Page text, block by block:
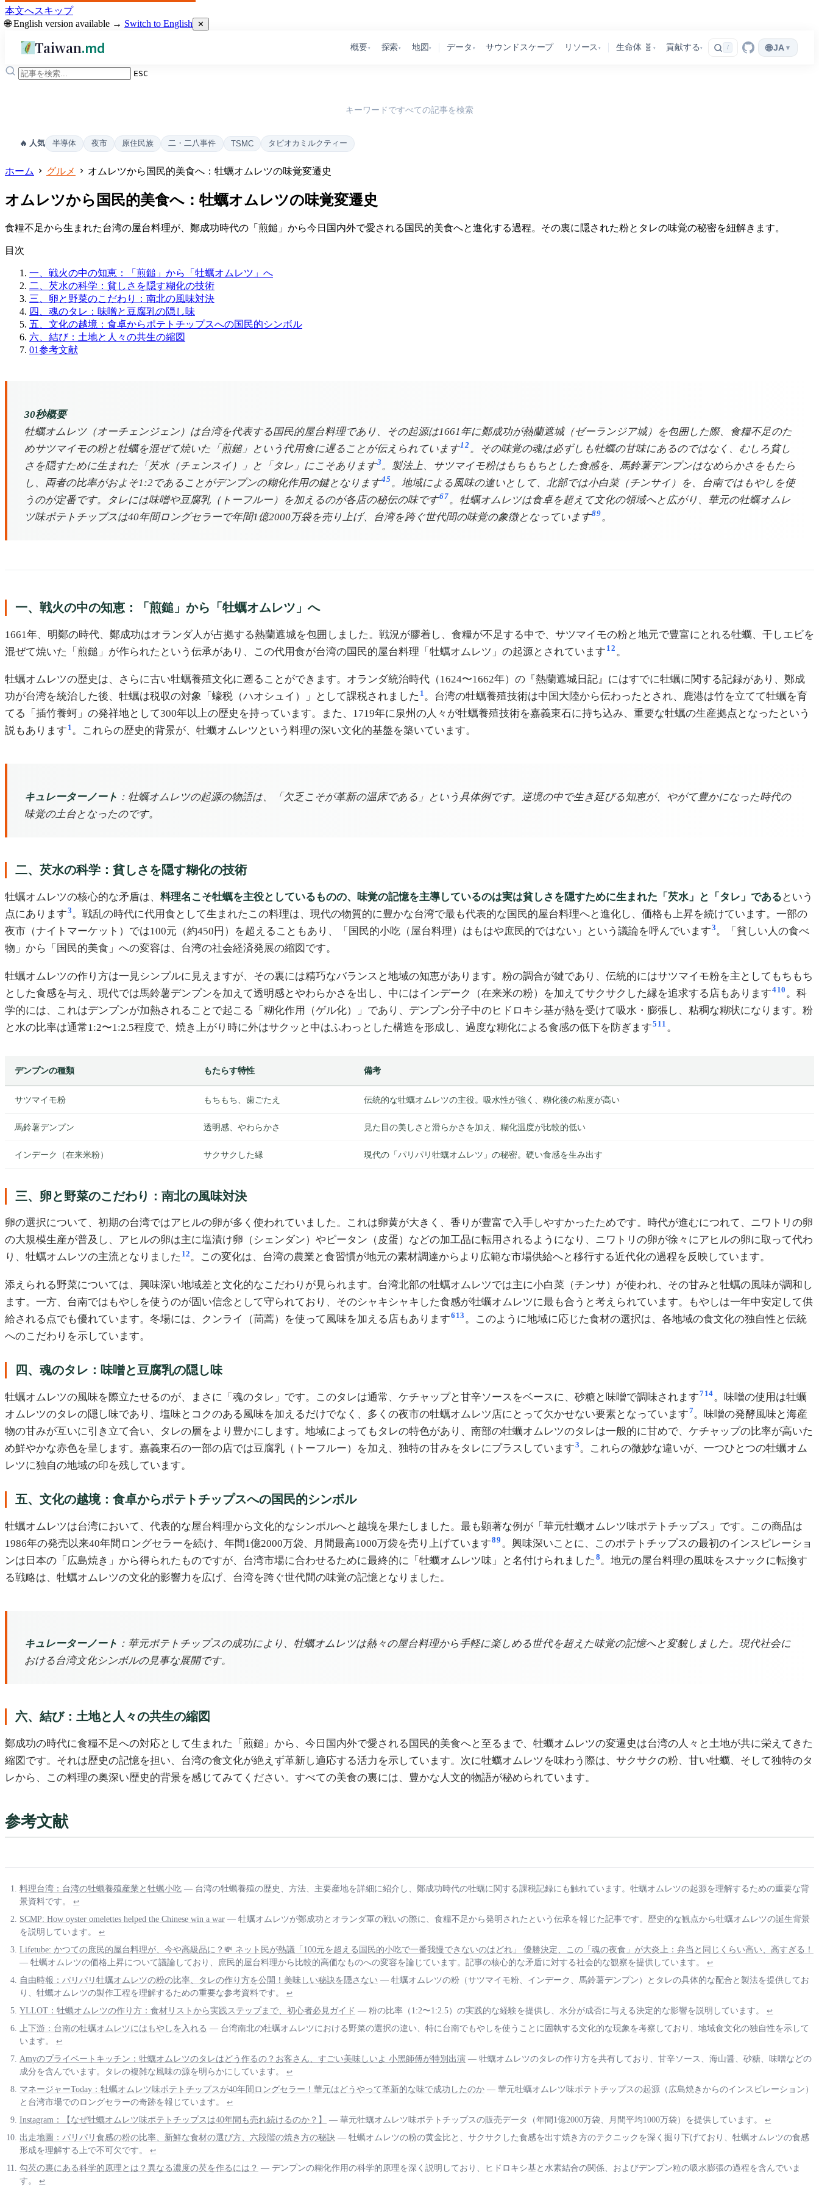
本文へスキップ
🌐 English version available → Switch to English ✕
Taiwan.md 概要▾ 探索▾ 地図 ▾ データ ▾ サウンドスケープ リソース ▾ 生命体 🧬 ▾ 貢献する ▾ / 🌐 JA ▾
ESC
キーワードですべての記事を検索
🔥 人気 半導体 夜市 原住民族 二・二八事件 TSMC タピオカミルクティー
ホーム グルメ オムレツから国民的美食へ：牡蠣オムレツの味覚変遷史
オムレツから国民的美食へ：牡蠣オムレツの味覚変遷史
食糧不足から生まれた台湾の屋台料理が、鄭成功時代の「煎鎚」から今日国内外で愛される国民的美食へと進化する過程。その裏に隠された粉とタレの味覚の秘密を紐解きます。
目次
一、戦火の中の知恵：「煎鎚」から「牡蠣オムレツ」へ
二、芡水の科学：貧しさを隠す糊化の技術
三、卵と野菜のこだわり：南北の風味対決
四、魂のタレ：味噌と豆腐乳の隠し味
五、文化の越境：食卓からポテトチップスへの国民的シンボル
六、結び：土地と人々の共生の縮図
01参考文献
30秒概要
牡蠣オムレツ（オーチェンジェン）は台湾を代表する国民的屋台料理であり、その起源は1661年に鄭成功が熱蘭遮城（ゼーランジア城）を包囲した際、食糧不足のた
めサツマイモの粉と牡蠣を混ぜて焼いた「煎鎚」という代用食に遅ることが伝えられています1 2 。その味覚の魂は必ずしも牡蠣の甘味にあるのではなく、むしろ貧し
さを隠すために生まれた「芡水（チェンスイ）」と「タレ」にこそあります3。製法上、サツマイモ粉はもちもちとした食感を、馬鈴薯デンプンはなめらかさをもたら
し、両者の比率がおよそ1:2であることがデンプンの糊化作用の鍵となります45 。地域による風味の違いとして、北部では小白菜（チンサイ）を、台南ではもやしを使
うのが定番です。タレには味噌や豆腐乳（トーフルー）を加えるのが各店の秘伝の味です67。牡蠣オムレツは食卓を超えて文化の領域へと広がり、華元の牡蠣オムレ
ツ味ポテトチップスは40年間ロングセラーで年間1億2000万袋を売り上げ、台湾を跨ぐ世代間の味覚の象徴となっています89。
一、戦火の中の知恵：「煎鎚」から「牡蠣オムレツ」へ
1661年、明鄭の時代、鄭成功はオランダ人が占拠する熱蘭遮城を包囲しました。戦況が膠着し、食糧が不足する中で、サツマイモの粉と地元で豊富にとれる牡蠣、干しエビを
混ぜて焼いた「煎鎚」が作られたという伝承があり、この代用食が台湾の国民的屋台料理「牡蠣オムレツ」の起源とされています 12 。
牡蠣オムレツの歴史は、さらに古い牡蠣養殖文化に遡ることができます。オランダ統治時代（1624〜1662年）の『熱蘭遮城日記』にはすでに牡蠣に関する記録があり、鄭成
功が台湾を統治した後、牡蠣は税収の対象「蠔税（ハオシュイ）」として課税されました 1 。台湾の牡蠣養殖技術は中国大陸から伝わったとされ、鹿港は竹を立てて牡蠣を育
てる「插竹養蚵」の発祥地として300年以上の歴史を持っています。また、1719年に泉州の人々が牡蠣養殖技術を嘉義東石に持ち込み、重要な牡蠣の生産拠点となったという
説もあります 1 。これらの歴史的背景が、牡蠣オムレツという料理の深い文化的基盤を築いています。
キュレーターノート ：牡蠣オムレツの起源の物語は、「欠乏こそが革新の温床である」という具体例です。逆境の中で生き延びる知恵が、やがて豊かになった時代の
味覚の土台となったのです。
二、芡水の科学：貧しさを隠す糊化の技術
牡蠣オムレツの核心的な矛盾は、 料理名こそ牡蠣を主役としているものの、味覚の記憶を主導しているのは実は貧しさを隠すために生まれた「芡水」と「タレ」である という
点にあります3。戦乱の時代に代用食として生まれたこの料理は、現代の物質的に豊かな台湾で最も代表的な国民的屋台料理へと進化し、価格も上昇を続けています。一部の
夜市（ナイトマーケット）では100元（約450円）を超えることもあり、「国民的小吃（屋台料理）はもはや庶民的ではない」という議論を呼んでいます3。「貧しい人の食べ
物」から「国民的美食」への変容は、台湾の社会経済発展の縮図です。
牡蠣オムレツの作り方は一見シンプルに見えますが、その裏には精巧なバランスと地域の知恵があります。粉の調合が鍵であり、伝統的にはサツマイモ粉を主としてもちもち
とした食感を与え、現代では馬鈴薯デンプンを加えて透明感とやわらかさを出し、中にはインデーク（在来米の粉）を加えてサクサクした縁を追求する店もあります410 。科
学的には、これはデンプンが加熱されることで起こる「糊化作用（ゲル化）」であり、デンプン分子中のヒドロキシ基が熱を受けて吸水・膨張し、粘稠な糊状になります。粉
と水の比率は通常1:2〜1:2.5程度で、焼き上がり時に外はサクッと中はふわっとした構造を形成し、過度な糊化による食感の低下を防ぎます5 11 。
デンプンの種類 もたらす特性 備考
サツマイモ粉 もちもち、歯ごたえ 伝統的な牡蠣オムレツの主役。吸水性が強く、糊化後の粘度が高い
馬鈴薯デンプン 透明感、やわらかさ 見た目の美しさと滑らかさを加え、糊化温度が比較的低い
インデーク（在来米粉） サクサクした縁 現代の「パリパリ牡蠣オムレツ」の秘密。硬い食感を生み出す
三、卵と野菜のこだわり：南北の風味対決
卵の選択について、初期の台湾ではアヒルの卵が多く使われていました。これは卵黄が大きく、香りが豊富で入手しやすかったためです。時代が進むにつれて、ニワトリの卵
の大規模生産が普及し、アヒルの卵は主に塩漬け卵（シェンダン）やピータン（皮蛋）などの加工品に転用されるようになり、ニワトリの卵が徐々にアヒルの卵に取って代わ
り、牡蠣オムレツの主流となりました 12。この変化は、台湾の農業と食習慣が地元の素材調達からより広範な市場供給へと移行する近代化の過程を反映しています。
添えられる野菜については、興味深い地域差と文化的なこだわりが見られます。台湾北部の牡蠣オムレツでは主に小白菜（チンサ）が使われ、その甘みと牡蠣の風味が調和し
ます。一方、台南ではもやしを使うのが固い信念として守られており、そのシャキシャキした食感が牡蠣オムレツに最も合うと考えられています。もやしは一年中安定して供
給される点でも優れています。冬場には、クンライ（茼蒿）を使って風味を加える店もあります6 13 。このように地域に応じた食材の選択は、各地域の食文化の独自性と伝統
へのこだわりを示しています。
四、魂のタレ：味噌と豆腐乳の隠し味
牡蠣オムレツの風味を際立たせるのが、まさに「魂のタレ」です。このタレは通常、ケチャップと甘辛ソースをベースに、砂糖と味噌で調味されます714 。味噌の使用は牡蠣
オムレツのタレの隠し味であり、塩味とコクのある風味を加えるだけでなく、多くの夜市の牡蠣オムレツ店にとって欠かせない要素となっています7。味噌の発酵風味と海産
物の甘みが互いに引き立て合い、タレの層をより豊かにします。地域によってもタレの特色があり、南部の牡蠣オムレツのタレは一般的に甘めで、ケチャップの比率が高いた
め鮮やかな赤色を呈します。嘉義東石の一部の店では豆腐乳（トーフルー）を加え、独特の甘みをタレにプラスしています3 。これらの微妙な違いが、一つひとつの牡蠣オム
レツに独自の地域の印を残しています。
五、文化の越境：食卓からポテトチップスへの国民的シンボル
牡蠣オムレツは台湾において、代表的な屋台料理から文化的なシンボルへと越境を果たしました。最も顕著な例が「華元牡蠣オムレツ味ポテトチップス」です。この商品は
1986年の発売以来40年間ロングセラーを続け、年間1億2000万袋、月間最高1000万袋を売り上げています89 。興味深いことに、このポテトチップスの最初のインスピレーショ
ンは日本の「広島焼き」から得られたものですが、台湾市場に合わせるために最終的に「牡蠣オムレツ味」と名付けられました 8 。地元の屋台料理の風味をスナックに転換す
る戦略は、牡蠣オムレツの文化的影響力を広げ、台湾を跨ぐ世代間の味覚の記憶となりました。
キュレーターノート ：華元ポテトチップスの成功により、牡蠣オムレツは熱々の屋台料理から手軽に楽しめる世代を超えた味覚の記憶へと変貌しました。現代社会に
おける台湾文化シンボルの見事な展開です。
六、結び：土地と人々の共生の縮図
鄭成功の時代に食糧不足への対応として生まれた「煎鎚」から、今日国内外で愛される国民的美食へと至るまで、牡蠣オムレツの変遷史は台湾の人々と土地が共に栄えてきた
縮図です。それは歴史の記憶を担い、台湾の食文化が絶えず革新し適応する活力を示しています。次に牡蠣オムレツを味わう際は、サクサクの粉、甘い牡蠣、そして独特のタ
レから、この料理の奥深い歴史的背景を感じてみてください。すべての美食の裏には、豊かな人文的物語が秘められています。
参考文献
料理台湾：台湾の牡蠣養殖産業と牡蠣小吃 — 台湾の牡蠣養殖の歴史、方法、主要産地を詳細に紹介し、鄭成功時代の牡蠣に関する課税記録にも触れています。牡蠣オムレツの起源を理解するための重要な背
景資料です。
↩
SCMP: How oyster omelettes helped the Chinese win a war — 牡蠣オムレツが鄭成功とオランダ軍の戦いの際に、食糧不足から発明されたという伝承を報じた記事です。歴史的な観点から牡蠣オムレツの誕生背景
を説明しています。
↩
Lifetube: かつての庶民的屋台料理が、今や高級品に？💸 ネット民が熱議「100元を超える国民的小吃で一番我慢できないのはどれ」 優勝決定、この「魂の夜食」が大炎上：弁当と同じくらい高い、高すぎる！
— 牡蠣オムレツの価格上昇について議論しており、庶民的屋台料理から比較的高価なものへの変容を論じています。記事の核心的な矛盾に対する社会的な観察を提供しています。
↩
自由時報：パリパリ牡蠣オムレツの粉の比率、タレの作り方を公開！美味しい秘訣を隠さない — 牡蠣オムレツの粉（サツマイモ粉、インデーク、馬鈴薯デンプン）とタレの具体的な配合と製法を提供してお
り、牡蠣オムレツの製作工程を理解するための重要な参考資料です。
↩
YLLOT：牡蠣オムレツの作り方：食材リストから実践ステップまで、初心者必見ガイド — 粉の比率（1:2〜1:2.5）の実践的な経験を提供し、水分が成否に与える決定的な影響を説明しています。 ↩
上下游：台南の牡蠣オムレツにはもやしを入れる — 台湾南北の牡蠣オムレツにおける野菜の選択の違い、特に台南でもやしを使うことに固執する文化的な現象を考察しており、地域食文化の独自性を示して
います。
↩
Amyのプライベートキッチン：牡蠣オムレツのタレはどう作るの？お客さん、すごい美味しいよ 小黑師傅が特別出演 — 牡蠣オムレツのタレの作り方を共有しており、甘辛ソース、海山醤、砂糖、味噌などの
成分を含んでいます。タレの複雑な風味の源を明らかにしています。
↩
マネージャーToday：牡蠣オムレツ味ポテトチップスが40年間ロングセラー！華元はどうやって革新的な味で成功したのか — 華元牡蠣オムレツ味ポテトチップスの起源（広島焼きからのインスピレーション）
と台湾市場でのロングセラーの奇跡を報じています。
↩
Instagram：【なぜ牡蠣オムレツ味ポテトチップスは40年間も売れ続けるのか？】 — 華元牡蠣オムレツ味ポテトチップスの販売データ（年間1億2000万袋、月間平均1000万袋）を提供しています。 ↩
出走地圖：パリパリ食感の粉の比率、新鮮な食材の選び方、六段階の焼き方の秘訣 — 牡蠣オムレツの粉の黄金比と、サクサクした食感を出す焼き方のテクニックを深く掘り下げており、牡蠣オムレツの食感
形成を理解する上で不可欠です。
↩
勾芡の裏にある科学的原理とは？異なる濃度の芡を作るには？ — デンプンの糊化作用の科学的原理を深く説明しており、ヒドロキシ基と水素結合の関係、およびデンプン粒の吸水膨張の過程を含んでいま
す。
↩